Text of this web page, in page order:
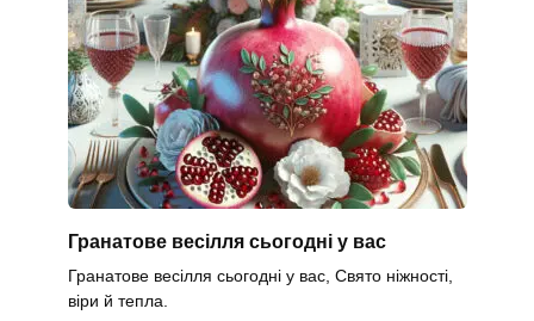
Гранатове весілля сьогодні у вас
Гранатове весілля сьогодні у вас, Свято ніжності,
віри й тепла.